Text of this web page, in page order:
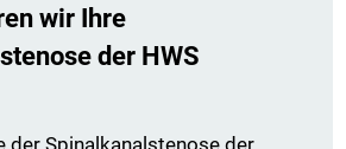
wir Ihre
der HWS